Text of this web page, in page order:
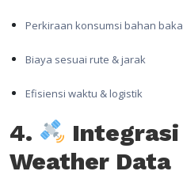
Perkiraan konsumsi bahan
Biaya sesuai rute & jarak
Efisiensi waktu & logistik
4.
Integrasi
Weather Data